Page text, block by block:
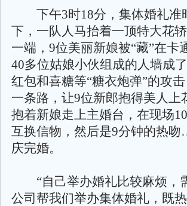
下午3时18分，集体婚礼准
下，一队人马抬着一顶特大花
一端，9位美丽新娘被“藏”在
40多位姑娘小伙组成的人墙成
红包和喜糖等“糖衣炮弹”的攻
一条路，让9位新郎抱得美人
抱着新娘走上主婚台，在现场
互换信物，然后是9分钟的热
庆完婚。
“自己举办婚礼比较麻烦，
公司帮我们举办集体婚礼，既